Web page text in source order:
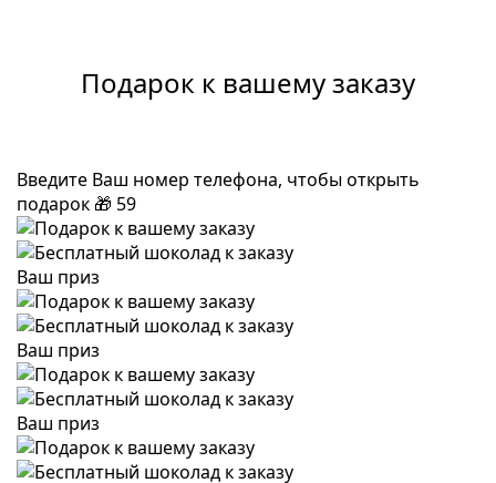
Подарок к вашему заказу
Введите Ваш номер телефона, чтобы открыть
подарок 🎁 59
Ваш приз
Ваш приз
Ваш приз